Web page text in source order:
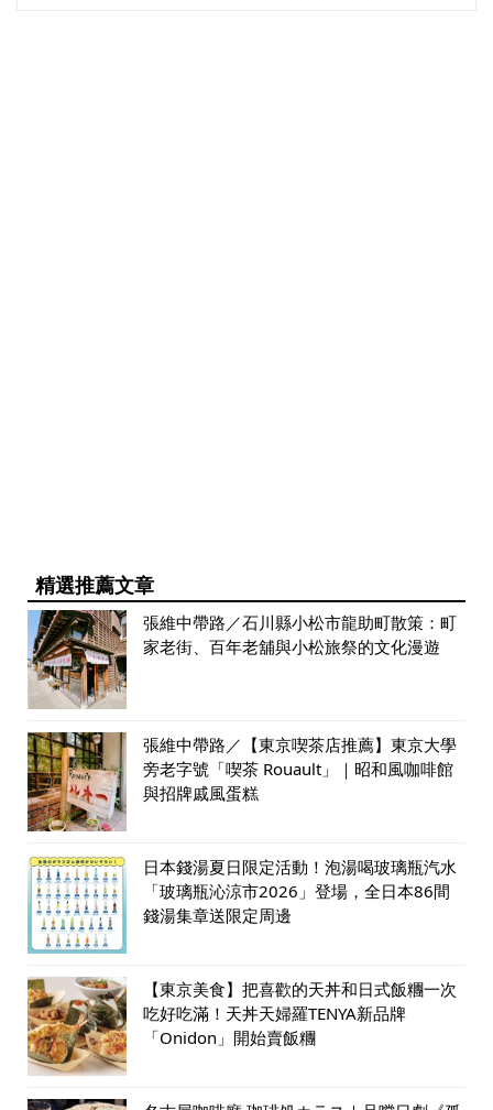
精選推薦文章
張維中帶路／石川縣小松市龍助町散策：町
家老街、百年老舖與小松旅祭的文化漫遊
張維中帶路／【東京喫茶店推薦】東京大學
旁老字號「喫茶 Rouault」｜昭和風咖啡館
與招牌戚風蛋糕
日本錢湯夏日限定活動！泡湯喝玻璃瓶汽水
「玻璃瓶沁涼市2026」登場，全日本86間
錢湯集章送限定周邊
【東京美食】把喜歡的天丼和日式飯糰一次
吃好吃滿！天丼天婦羅TENYA新品牌
「Onidon」開始賣飯糰